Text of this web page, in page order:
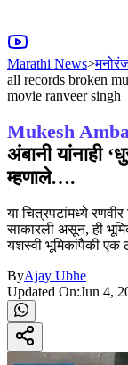
Marathi News>
all records broken
movie ranveer singh
Mukesh
अंबानी यांनाही
म्हणाले….
या चित्रपटांमध्ये
साकारली असून, ही
यशस्वी भूमिकांपैकी एक
ByAjay Ubhe
Updated On:Jun 4,